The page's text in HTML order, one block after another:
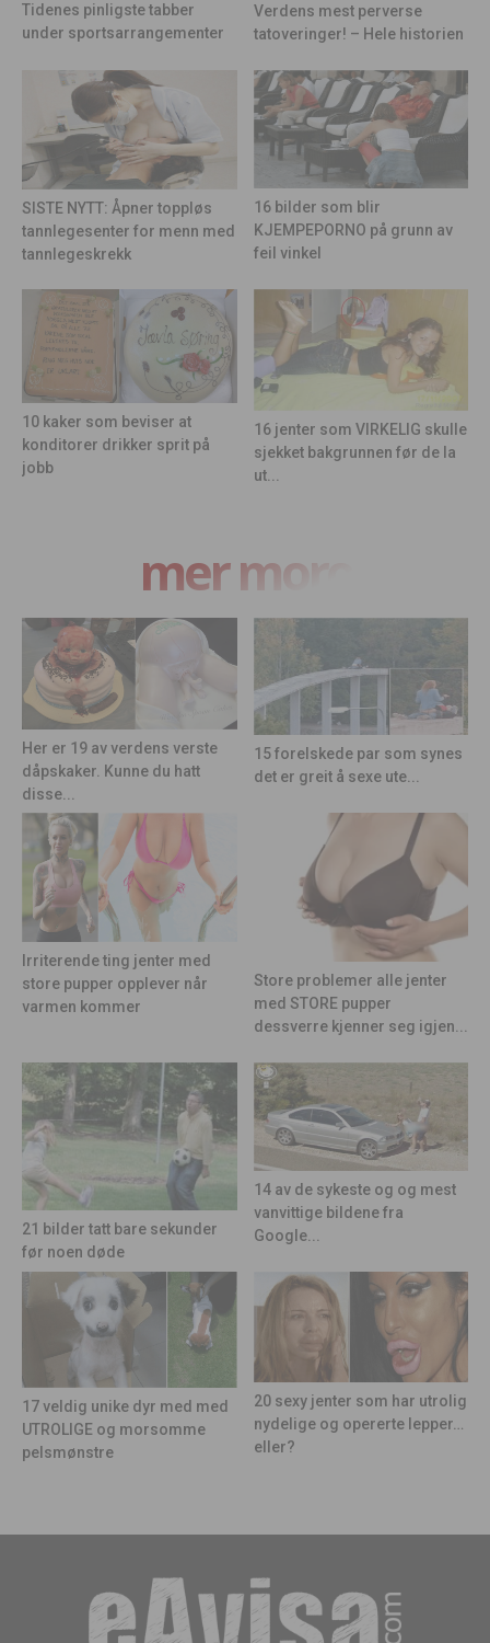
Tidenes pinligste tabber
under sportsarrangementer
Verdens mest perverse
tatoveringer! – Hele historien
SISTE NYTT: Åpner toppløs
tannlegesenter for menn med
tannlegeskrekk
16 bilder som blir
KJEMPEPORNO på grunn av
feil vinkel
10 kaker som beviser at
konditorer drikker sprit på
jobb
16 jenter som VIRKELIG skulle
sjekket bakgrunnen før de la
ut...
mer moro
Her er 19 av verdens verste
dåpskaker. Kunne du hatt
disse...
15 forelskede par som synes
det er greit å sexe ute...
Irriterende ting jenter med
store pupper opplever når
varmen kommer
Store problemer alle jenter
med STORE pupper
dessverre kjenner seg igjen...
21 bilder tatt bare sekunder
før noen døde
14 av de sykeste og og mest
vanvittige bildene fra
Google...
17 veldig unike dyr med med
UTROLIGE og morsomme
pelsmønstre
20 sexy jenter som har utrolig
nydelige og opererte lepper…
eller?